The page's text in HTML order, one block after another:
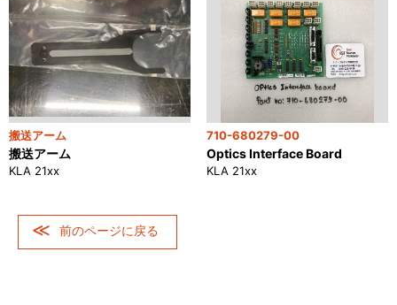
搬送アーム
搬送アーム
KLA 21xx
Optics Interface Board
710-680279-00
KLA 21xx
前のページに戻る